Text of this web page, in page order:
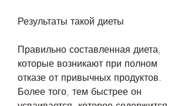
Результаты такой диеты
Правильно составленная диета,
которые возникают при полном
отказе от привычных продуктов.
Более того, тем быстрее он